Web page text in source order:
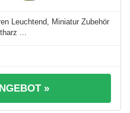
Leuchtend, Miniatur Zubehör
...
»